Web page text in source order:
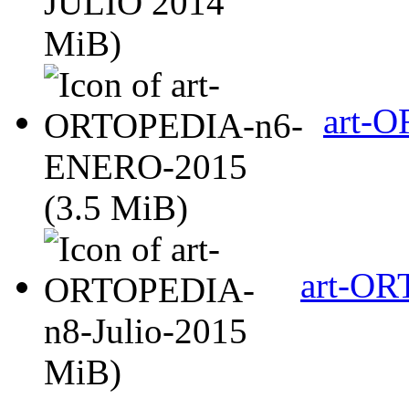
MiB)
art-
(3.5 MiB)
art-
MiB)